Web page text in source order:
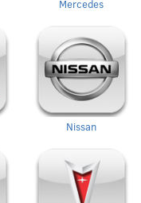
Mercedes
Nissan